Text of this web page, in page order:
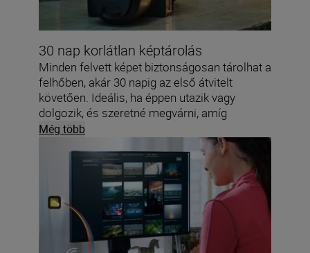
30 nap korlátlan képtárolás
Minden felvett képet biztonságosan tárolhat a
felhőben, akár 30 napig az első átvitelt
követően. Ideális, ha éppen utazik vagy
dolgozik, és szeretné megvárni, amíg
visszatér, mielőtt eldöntené, hogy mit kezdjen
Még több